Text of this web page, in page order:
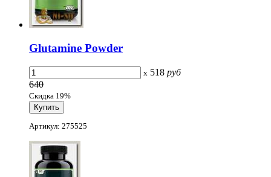
Glutamine Powder
x 518 руб
640
Скидка 19%
Артикул: 275525